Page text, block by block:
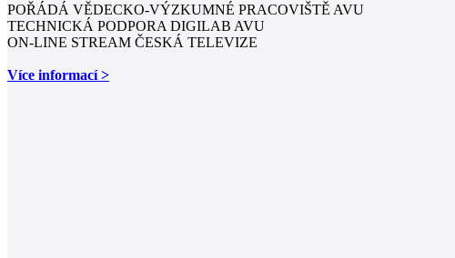
POŘÁDÁ VĚDECKO-VÝZKUMNÉ PRACOVIŠTĚ AVU
TECHNICKÁ PODPORA DIGILAB AVU
ON-LINE STREAM ČESKÁ TELEVIZE
Více informací >